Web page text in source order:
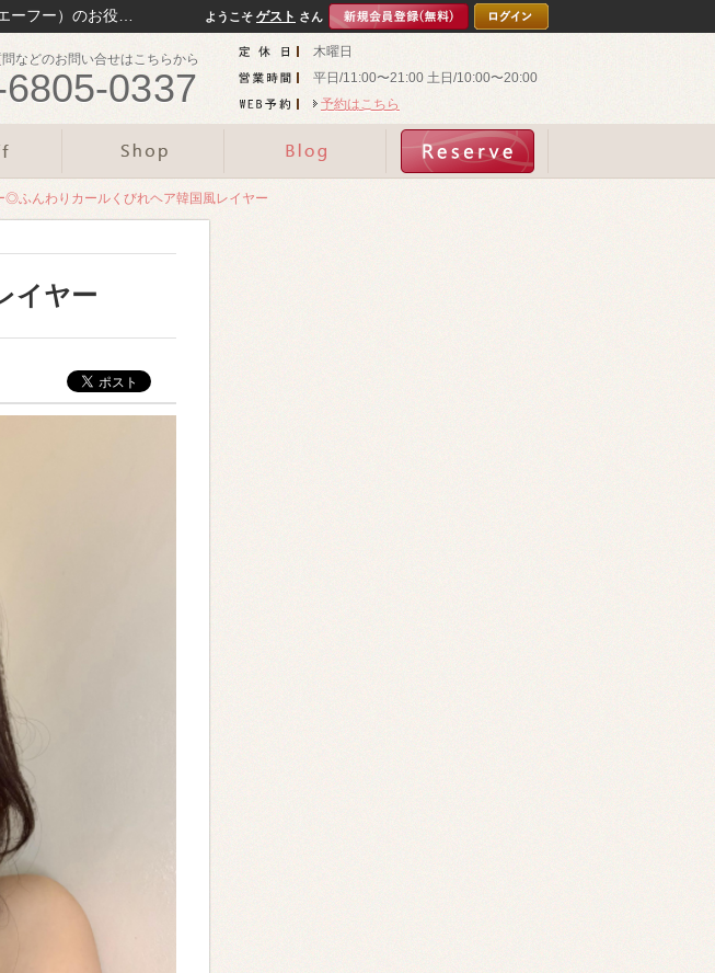
木曜日
平日/11:00〜21:00 土日/10:00〜20:00
予約はこちら
などのお問い合せはこちらから
0337
ようこそ ゲスト さん
◎ふんわりカールくびれヘア韓国風レイヤー
イヤー